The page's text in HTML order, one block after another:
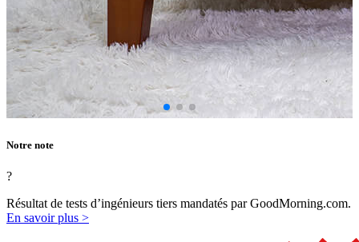
Notre note
?
Résultat de tests d’ingénieurs tiers mandatés par GoodMorning.com.
En savoir plus >